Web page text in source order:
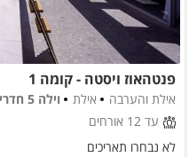
פנטהאוז ויסטה - קומה 1
אילת והערבה אילת
וילה 5 חדרים
עד 12 אורחים
לא נבחרו תאריכים